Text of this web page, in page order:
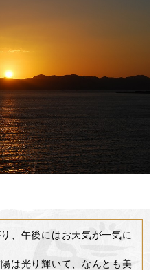
、午後にはお天気が一気に
は光り輝いて、なんとも美